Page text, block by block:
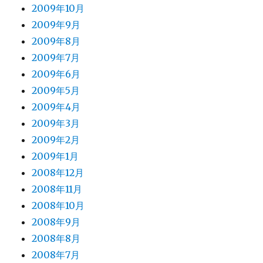
2009年10月
2009年9月
2009年8月
2009年7月
2009年6月
2009年5月
2009年4月
2009年3月
2009年2月
2009年1月
2008年12月
2008年11月
2008年10月
2008年9月
2008年8月
2008年7月